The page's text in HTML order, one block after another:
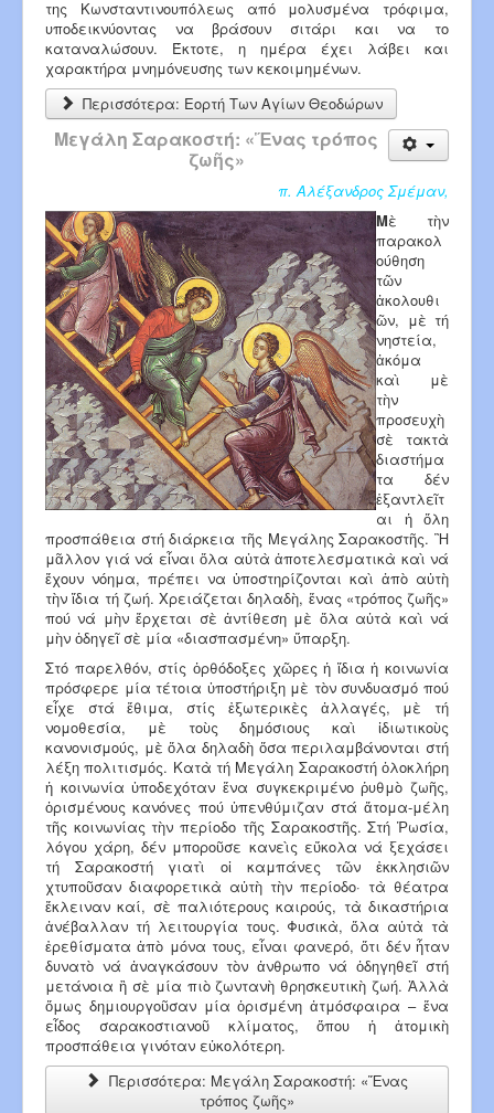
της Κωνσταντινουπόλεως από μολυσμένα τρόφιμα,
υποδεικνύοντας να βράσουν σιτάρι και να το
καταναλώσουν. Έκτοτε, η ημέρα έχει λάβει και
χαρακτήρα μνημόνευσης των κεκοιμημένων.
Περισσότερα: Εορτή Των Αγίων Θεοδώρων
Μεγάλη Σαρακοστή: «Ἕνας τρόπος
ζωῆς»
π. Αλέξανδρος Σμέμαν,
Μὲ τὴν
παρακολ
ούθηση
τῶν
ἀκολουθι
ῶν, μὲ τή
νηστεία,
ἀκόμα
καὶ μὲ
τὴν
προσευχὴ
σὲ τακτὰ
διαστήμα
τα δέν
ἑξαντλεῖτ
αι ἡ ὅλη
προσπάθεια στή διάρκεια τῆς Μεγάλης Σαρακοστῆς. Ἢ
μᾶλλον γιά νά εἶναι ὅλα αὐτὰ ἀποτελεσματικὰ καὶ νά
ἔχουν νόημα, πρέπει να ὑποστηρίζονται καὶ ἀπὸ αὐτὴ
τὴν ἴδια τή ζωή. Χρειάζεται δηλαδὴ, ἕνας «τρόπος ζωῆς»
πού νά μὴν ἔρχεται σὲ ἀντίθεση μὲ ὅλα αὐτὰ καὶ νά
μὴν ὁδηγεῖ σὲ μία «διασπασμένη» ὕπαρξη.
Στό παρελθόν, στίς ὀρθόδοξες χῶρες ἡ ἴδια ἡ κοινωνία
πρόσφερε μία τέτοια ὑποστήριξη μὲ τὸν συνδυασμό πού
εἶχε στά ἔθιμα, στίς ἐξωτερικὲς ἀλλαγές, μὲ τή
νομοθεσία, μὲ τοὺς δημόσιους καὶ ἰδιωτικοὺς
κανονισμούς, μὲ ὅλα δηλαδὴ ὅσα περιλαμβάνονται στή
λέξη πολιτισμός. Κατὰ τή Μεγάλη Σαρακοστή ὁλοκλήρη
ἡ κοινωνία ὑποδεχόταν ἕνα συγκεκριμένο ῥυθμὸ ζωῆς,
ὁρισμένους κανόνες πού ὑπενθύμιζαν στά ἄτομα-μέλη
τῆς κοινωνίας τὴν περίοδο τῆς Σαρακοστῆς. Στή Ῥωσία,
λόγου χάρη, δέν μποροῦσε κανεὶς εὔκολα νά ξεχάσει
τή Σαρακοστή γιατὶ οἱ καμπάνες τῶν ἐκκλησιῶν
χτυποῦσαν διαφορετικὰ αὐτὴ τὴν περίοδο· τὰ θέατρα
ἔκλειναν καί, σὲ παλιότερους καιρούς, τὰ δικαστήρια
ἀνέβαλλαν τή λειτουργία τους. Φυσικὰ, ὅλα αὐτὰ τὰ
ἐρεθίσματα ἀπὸ μόνα τους, εἶναι φανερό, ὅτι δέν ἦταν
δυνατὸ νά ἀναγκάσουν τὸν ἀνθρωπο νά ὁδηγηθεῖ στή
μετάνοια ἢ σὲ μία πιὸ ζωντανὴ θρησκευτικὴ ζωή. Ἀλλὰ
ὅμως δημιουργοῦσαν μία ὁρισμένη ἀτμόσφαιρα – ἕνα
εἶδος σαρακοστιανοῦ κλίματος, ὅπου ἡ ἀτομικὴ
προσπάθεια γινόταν εὐκολότερη.
Περισσότερα: Μεγάλη Σαρακοστή: «Ἕνας
τρόπος ζωῆς»